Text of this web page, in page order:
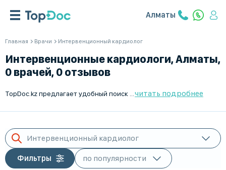
Алматы
Главная Врачи Интервенционный кардиолог
Интервенционные кардиологи, Алматы,
0 врачей, 0 отзывов
читать подробнее
Интервенционный кардиолог
Фильтры